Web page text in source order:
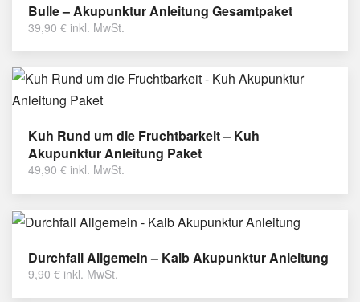
Bulle – Akupunktur Anleitung Gesamtpaket
39,90 € inkl. MwSt.
Kuh Rund um die Fruchtbarkeit – Kuh
Akupunktur Anleitung Paket
49,90 € inkl. MwSt.
Durchfall Allgemein – Kalb Akupunktur Anleitung
9,90 € inkl. MwSt.